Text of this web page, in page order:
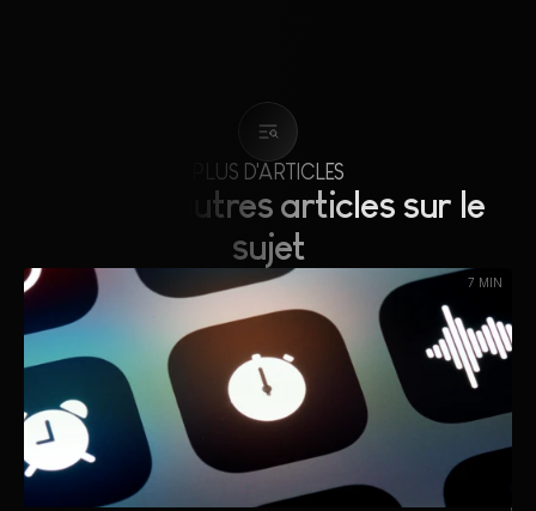
PLUS D'ARTICLES
Lire nos autres articles sur le
sujet
7 MIN